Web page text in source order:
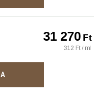
31 270Ft
312 Ft / ml